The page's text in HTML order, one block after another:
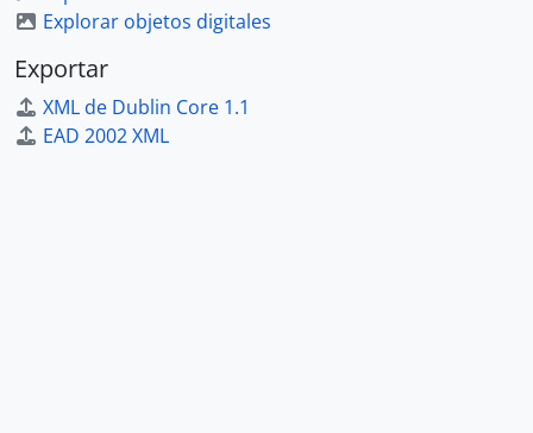
Explorar objetos digitales
Exportar
XML de Dublin Core 1.1
EAD 2002 XML